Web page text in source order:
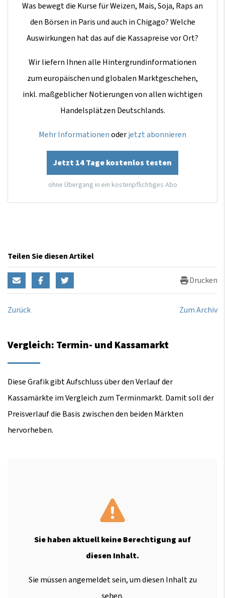
Was bewegt die Kurse für Weizen, Mais, Soja, Raps an
den Börsen in Paris und auch in Chigago? Welche
Auswirkungen hat das auf die Kassapreise vor Ort?
Wir liefern Ihnen alle Hintergrundinformationen
zum europäischen und globalen Marktgeschehen,
inkl. maßgeblicher Notierungen von allen wichtigen
Handelsplätzen Deutschlands.
Mehr Informationenoderjetzt abonnieren
Jetzt 14 Tage kostenlos testen
ohne Übergang in ein kostenpflichtiges Abo
Teilen Sie diesen Artikel
Drucken
Zurück Zum Archiv
Vergleich: Termin- und Kassamarkt
Diese Grafik gibt Aufschluss über den Verlauf der
Kassamärkte im Vergleich zum Terminmarkt. Damit soll der
Preisverlauf die Basis zwischen den beiden Märkten
hervorheben.
Sie haben aktuell keine Berechtigung auf
diesen Inhalt.
Sie müssen angemeldet sein, um diesen Inhalt zu